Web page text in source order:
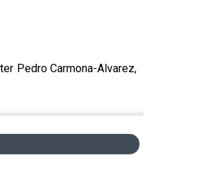
Pedro Carmona-Alvarez,